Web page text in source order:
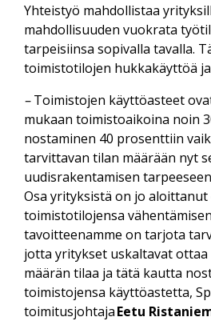
Yhteistyö mahdollistaa
mahdollisuuden vuokrata
tarpeisiinsa sopivalla tavalla.
toimistotilojen hukkakäyttöä
–Toimistojen käyttöasteet
mukaan toimistoaikoina noin
nostaminen 40 prosenttiin
tarvittavan tilan määrään nyt
uudisrakentamisen
Osa yrityksistä on jo aloittanut
toimistotilojensa
tavoitteenamme on tarjota
jotta yritykset uskaltavat ottaa
määrän tilaa ja tätä kautta
toimistojensa käyttöastetta,
toimitusjohtajaEetu